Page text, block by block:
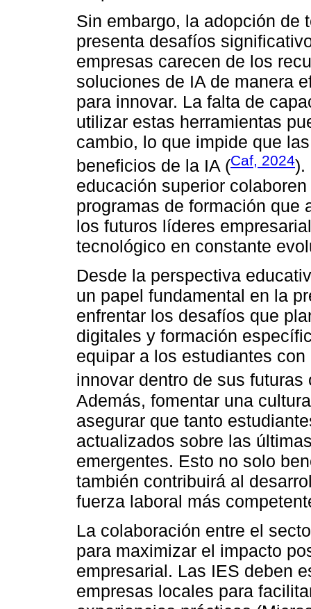
Sin embargo, la adopción de
presenta desafíos
empresas carecen de los
soluciones de IA de manera
para innovar. La falta de
utilizar estas herramientas
cambio, lo que impide que
beneficios de la IA (Caf, 2024).
educación superior
programas de formación que
los futuros líderes
tecnológico en constante
Desde la perspectiva
un papel fundamental en la
enfrentar los desafíos que
digitales y formación
equipar a los estudiantes
innovar dentro de sus futuras
Además, fomentar una
asegurar que tanto
actualizados sobre las
emergentes. Esto no solo
también contribuirá al
fuerza laboral más
La colaboración entre el
para maximizar el impacto
empresarial. Las IES deben
empresas locales para